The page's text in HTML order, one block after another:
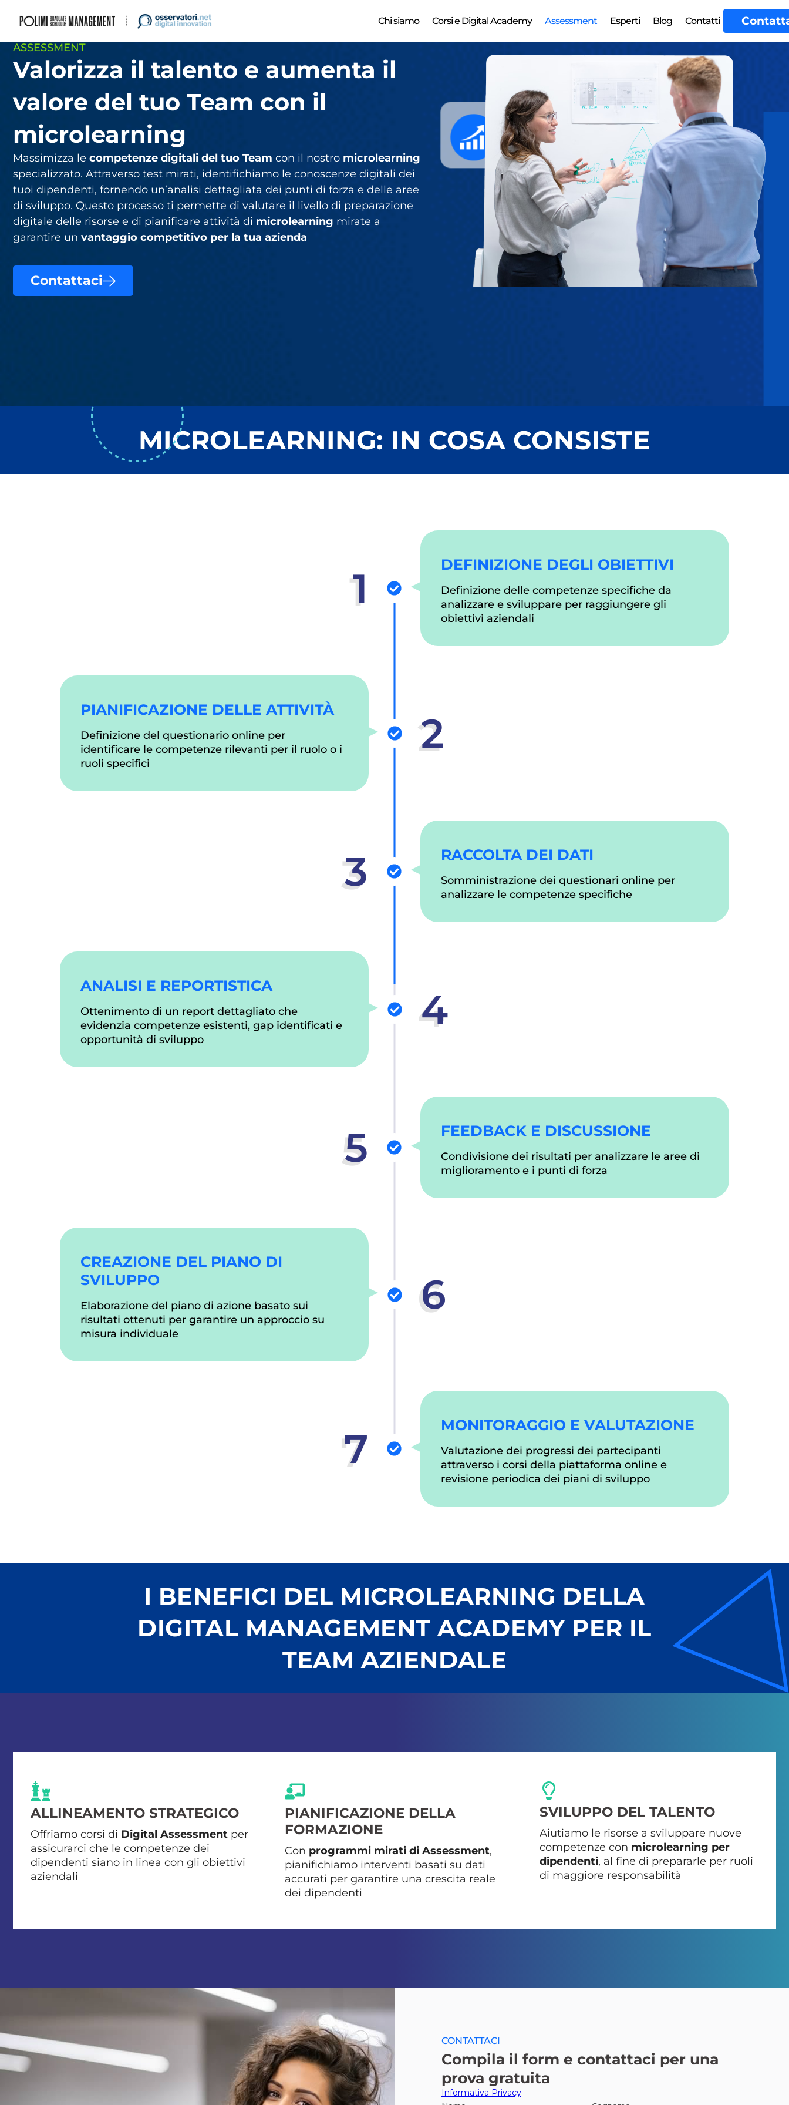
Chi siamo Corsi e Digital Academy Assessment Esperti Blog Contatti
ASSESSMENT
Valorizza il talento e aumenta il
valore del tuo Team con il
microlearning
Massimizza le competenze digitali del tuo Team con il nostro microlearning
specializzato. Attraverso test mirati, identifichiamo le conoscenze digitali dei
tuoi dipendenti, fornendo un’analisi dettagliata dei punti di forza e delle aree
di sviluppo. Questo processo ti permette di valutare il livello di preparazione
digitale delle risorse e di pianificare attività di microlearning mirate a
garantire un vantaggio competitivo per la tua azienda
Contattaci
MICROLEARNING: IN COSA CONSISTE
1 DEFINIZIONE DEGLI OBIETTIVI
Definizione delle competenze specifiche da
analizzare e sviluppare per raggiungere gli
obiettivi aziendali
2
PIANIFICAZIONE DELLE ATTIVITÀ
Definizione del questionario online per
identificare le competenze rilevanti per il ruolo o i
ruoli specifici
3 RACCOLTA DEI DATI
Somministrazione dei questionari online per
analizzare le competenze specifiche
4
ANALISI E REPORTISTICA
Ottenimento di un report dettagliato che
evidenzia competenze esistenti, gap identificati e
opportunità di sviluppo
5 FEEDBACK E DISCUSSIONE
Condivisione dei risultati per analizzare le aree di
miglioramento e i punti di forza
6
CREAZIONE DEL PIANO DI
SVILUPPO
Elaborazione del piano di azione basato sui
risultati ottenuti per garantire un approccio su
misura individuale
7 MONITORAGGIO E VALUTAZIONE
Valutazione dei progressi dei partecipanti
attraverso i corsi della piattaforma online e
revisione periodica dei piani di sviluppo
I BENEFICI DEL MICROLEARNING DELLA
DIGITAL MANAGEMENT ACADEMY PER IL
TEAM AZIENDALE
ALLINEAMENTO STRATEGICO
Offriamo corsi di Digital Assessment per
assicurarci che le competenze dei
dipendenti siano in linea con gli obiettivi
aziendali
PIANIFICAZIONE DELLA
FORMAZIONE
Con programmi mirati di Assessment,
pianifichiamo interventi basati su dati
accurati per garantire una crescita reale
dei dipendenti
SVILUPPO DEL TALENTO
Aiutiamo le risorse a sviluppare nuove
competenze con microlearning per
dipendenti, al fine di prepararle per ruoli
di maggiore responsabilità
CONTATTACI
Compila il form e contattaci per una
prova gratuita